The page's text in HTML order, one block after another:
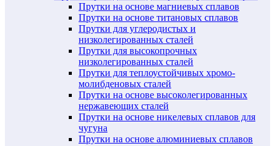
Прутки на основе магниевых сплавов
Прутки на основе титановых сплавов
Прутки для углеродистых и
низколегированных сталей
Прутки для высокопрочных
низколегированных сталей
Прутки для теплоустойчивых хромо-
молибденовых сталей
Прутки на основе высоколегированных
нержавеющих сталей
Прутки на основе никелевых сплавов для
чугуна
Прутки на основе алюминиевых сплавов